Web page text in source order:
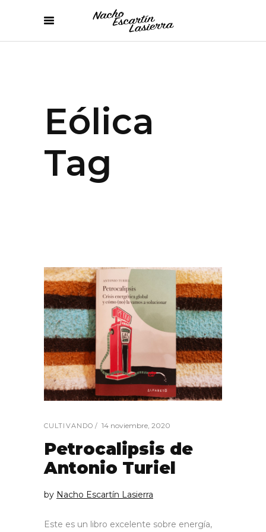
Eólica
Tag
CULTIVANDO 14 noviembre, 2020
Petrocalipsis de
Antonio Turiel
by Nacho Escartín Lasierra
Este es un libro excelente sobre energía,